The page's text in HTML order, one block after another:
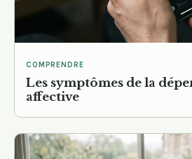
COMPRENDRE
Les symptômes de la
affective